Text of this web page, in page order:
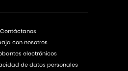
Contáctanos
con nosotros
electrónicos
de datos personales